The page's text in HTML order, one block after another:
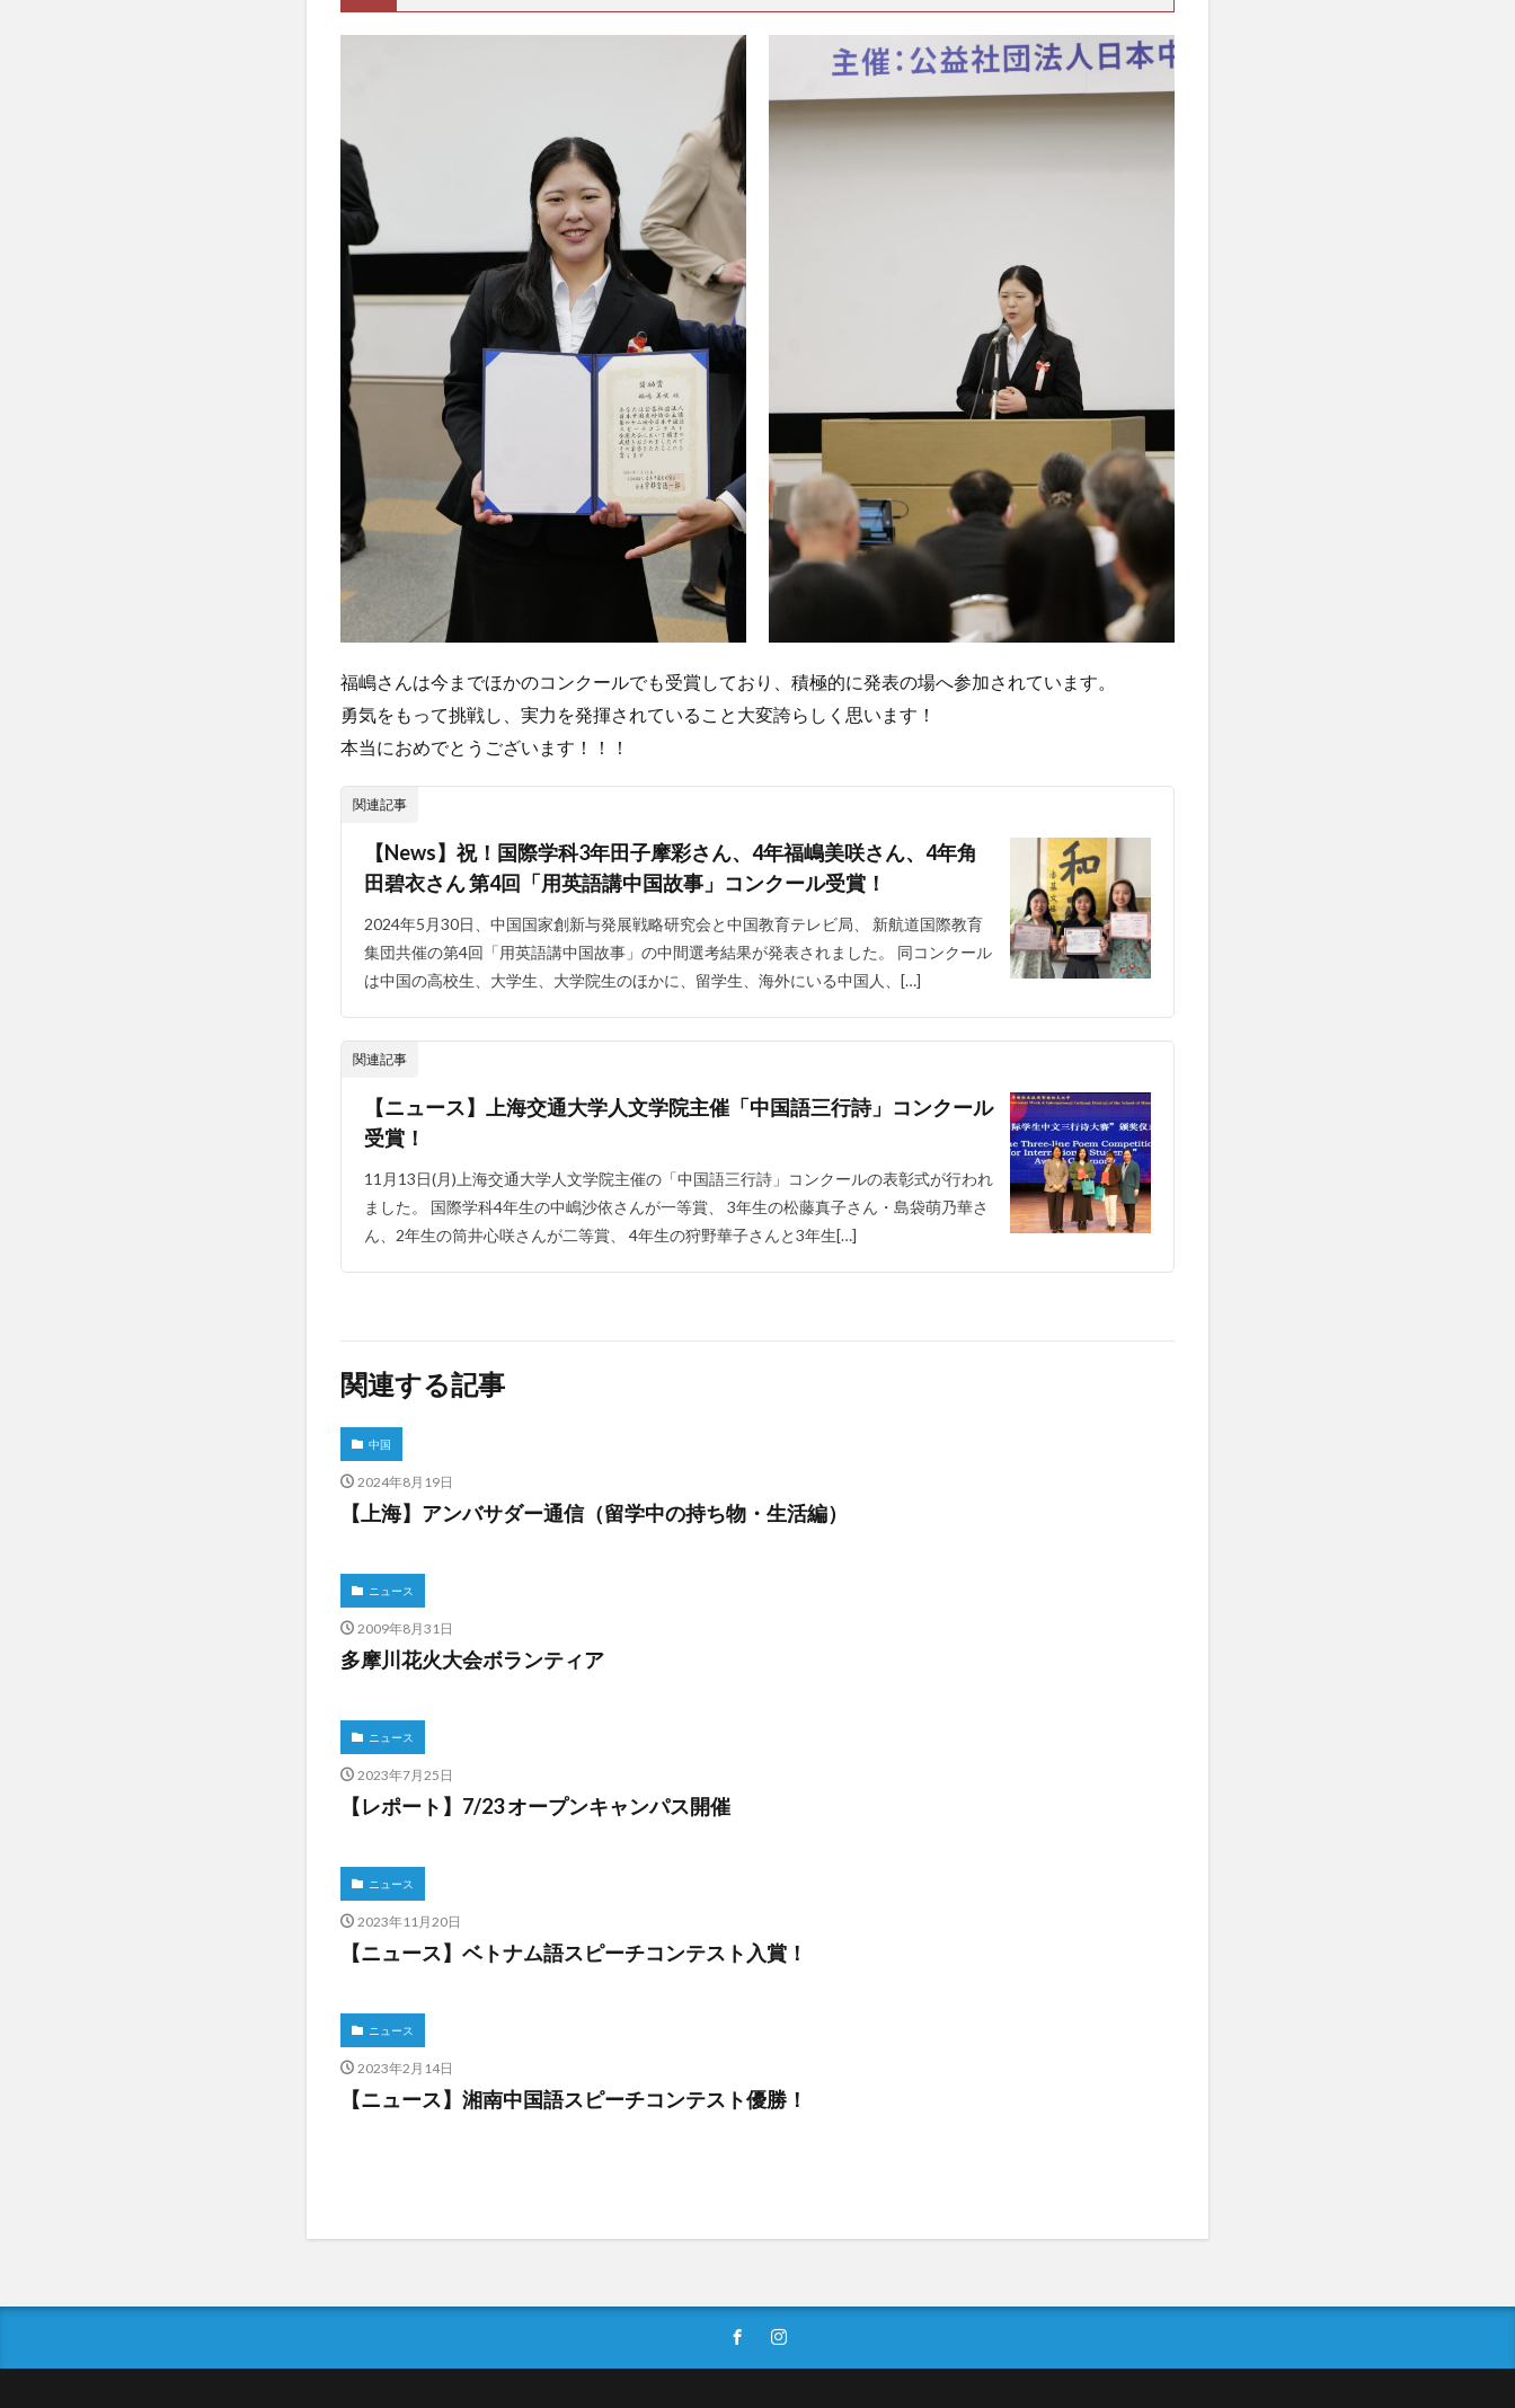
福嶋さんは今までほかのコンクールでも受賞しており、積極的に発表の場へ参加されています。
勇気をもって挑戦し、実力を発揮されていること大変誇らしく思います！
本当におめでとうございます！！！
関連記事
【News】祝！国際学科3年田子摩彩さん、4年福嶋美咲さん、4年角
田碧衣さん 第4回「用英語講中国故事」コンクール受賞！
2024年5月30日、中国国家創新与発展戦略研究会と中国教育テレビ局、 新航道国際教育
集団共催の第4回「用英語講中国故事」の中間選考結果が発表されました。 同コンクール
は中国の高校生、大学生、大学院生のほかに、留学生、海外にいる中国人、[…]
関連記事
【ニュース】上海交通大学人文学院主催「中国語三行詩」コンクール
受賞！
11月13日(月)上海交通大学人文学院主催の「中国語三行詩」コンクールの表彰式が行われ
ました。 国際学科4年生の中嶋沙依さんが一等賞、 3年生の松藤真子さん・島袋萌乃華さ
ん、2年生の筒井心咲さんが二等賞、 4年生の狩野華子さんと3年生[…]
関連する記事
中国
2024年8月19日
【上海】アンバサダー通信（留学中の持ち物・生活編）
ニュース
2009年8月31日
多摩川花火大会ボランティア
ニュース
2023年7月25日
【レポート】7/23 オープンキャンパス開催
ニュース
2023年11月20日
【ニュース】ベトナム語スピーチコンテスト入賞！
ニュース
2023年2月14日
【ニュース】湘南中国語スピーチコンテスト優勝！